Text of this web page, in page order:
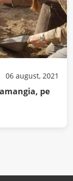
06 august, 2021
pe